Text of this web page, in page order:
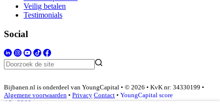
Veilig betalen
Testimonials
Social
Bijbanen.nl is onderdeel van YoungCapital • © 2026 • KvK nr: 34330199 •
Algemene voorwaarden • Privacy Contact • YoungCapital score
4.3 - 3366 reviews